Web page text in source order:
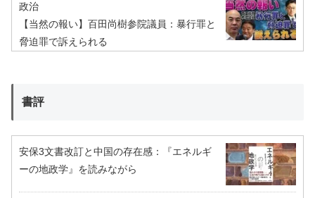
政治
【当然の報い】百田尚樹参院議員：暴行罪と
脅迫罪で訴えられる
書評
安保3文書改訂と中国の存在感：『エネルギ
ーの地政学』を読みながら